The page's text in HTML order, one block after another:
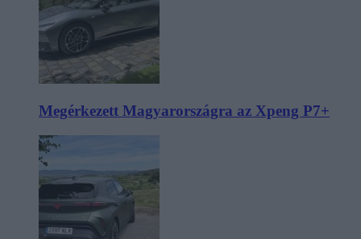
Megérkezett Magyarországra az Xpeng P7+